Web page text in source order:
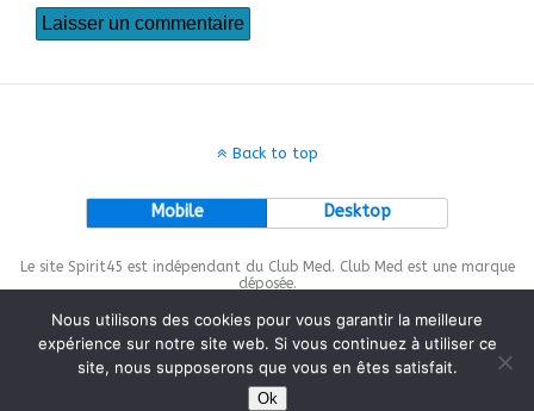
Back to top
Mobile Desktop
Le site Spirit45 est indépendant du Club Med. Club Med est une marque
déposée.
This site is protected bywp-copyrightpro.com
Nous utilisons des cookies pour vous garantir la meilleure
expérience sur notre site web. Si vous continuez à utiliser ce
site, nous supposerons que vous en êtes satisfait.
Ok